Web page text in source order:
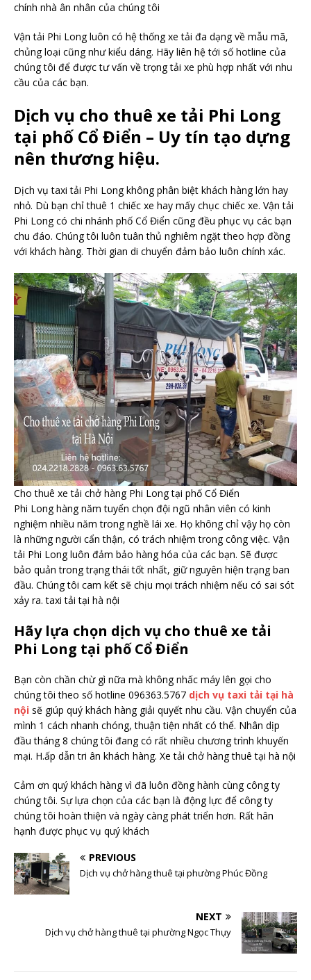
chính nhà ân nhân của chúng tôi
Vận tải Phi Long luôn có hệ thống xe tải đa dạng về mẫu mã,
chủng loại cũng như kiểu dáng. Hãy liên hệ tới số hotline của
chúng tôi để được tư vấn về trọng tải xe phù hợp nhất với nhu
cầu của các bạn.
Dịch vụ cho thuê xe tải Phi Long
tại phố Cổ Điển – Uy tín tạo dựng
nên thương hiệu.
Dịch vụ taxi tải Phi Long không phân biệt khách hàng lớn hay
nhỏ. Dù bạn chỉ thuê 1 chiếc xe hay mấy chục chiếc xe. Vận tải
Phi Long có chi nhánh phố Cổ Điển cũng đều phục vụ các bạn
chu đáo. Chúng tôi luôn tuân thủ nghiêm ngặt theo hợp đồng
với khách hàng. Thời gian di chuyển đảm bảo luôn chính xác.
Cho thuê xe tải chở hàng Phi Long tại phố Cổ Điển
Phi Long hàng năm tuyển chọn đội ngũ nhân viên có kinh
nghiệm nhiều năm trong nghề lái xe. Họ không chỉ vậy họ còn
là những người cẩn thận, có trách nhiệm trong công việc. Vận
tải Phi Long luôn đảm bảo hàng hóa của các bạn. Sẽ được
bảo quản trong trạng thái tốt nhất, giữ nguyên hiện trạng ban
đầu. Chúng tôi cam kết sẽ chịu mọi trách nhiệm nếu có sai sót
xảy ra. taxi tải tại hà nội
Hãy lựa chọn dịch vụ cho thuê xe tải
Phi Long tại phố Cổ Điển
Bạn còn chần chừ gì nữa mà không nhấc máy lên gọi cho
chúng tôi theo số hotline 096363.5767 dịch vụ taxi tải tại hà
nội sẽ giúp quý khách hàng giải quyết nhu cầu. Vận chuyển của
mình 1 cách nhanh chóng, thuận tiện nhất có thể. Nhân dịp
đầu tháng 8 chúng tôi đang có rất nhiều chương trình khuyến
mại. H.ấp dẫn tri ân khách hàng. Xe tải chở hàng thuê tại hà nội
Cảm ơn quý khách hàng vì đã luôn đồng hành cùng công ty
chúng tôi. Sự lựa chọn của các bạn là động lực để công ty
chúng tôi hoàn thiện và ngày càng phát triển hơn. Rất hân
hạnh được phục vụ quý khách
PREVIOUS
Dịch vụ chở hàng thuê tại phường Phúc Đồng
NEXT
Dịch vụ chở hàng thuê tại phường Ngọc Thụy